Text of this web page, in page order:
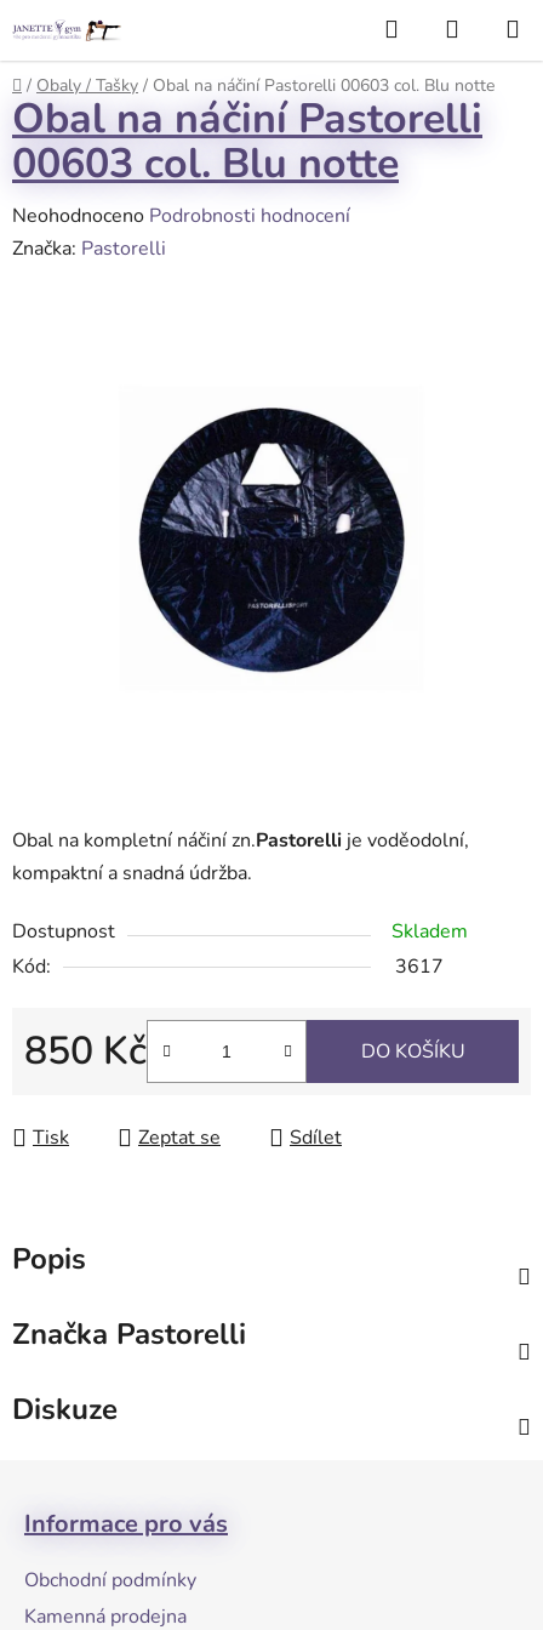
na
obsah
Hledat
KOŠÍK
Domů
/ Obaly / Tašky / Obal na náčiní Pastorelli 00603 col. Blu notte
Obal na kompletní náčiní zn.Pastorelli je voděodolní,
kompaktní a snadná údržba.
Dostupnost
Skladem
Kód:
3617
850 Kč DO KOŠÍKU
Tisk Zeptat se Sdílet
Obal na náčiní Pastorelli
00603 col. Blu notte
Průměrné
hodnocení
Neohodnoceno Podrobnosti hodnocení
Značka: Pastorelli
Popis
Značka Pastorelli
Diskuze
Informace pro vás
Obchodní podmínky
Kamenná prodejna